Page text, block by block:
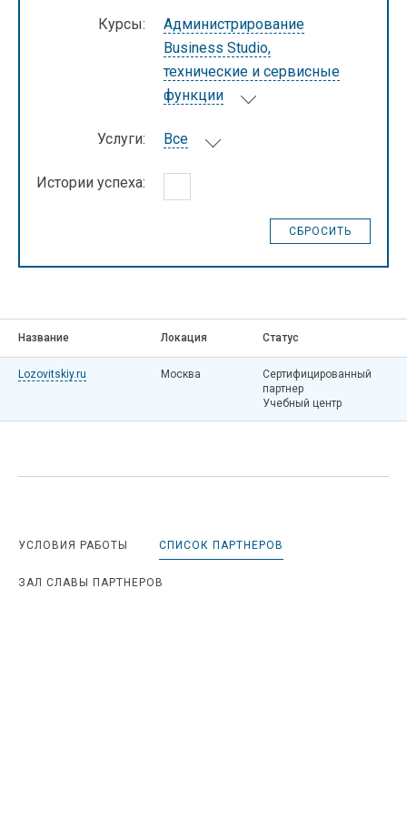
Курсы:
Администрирование
Business Studio,
технические и сервисные
функции
Услуги: Все
Истории успеха:
Название Локация Статус
Lozovitskiy.ru Москва
Сертифицированный
партнер
Учебный центр
УСЛОВИЯ РАБОТЫ СПИСОК ПАРТНЕРОВ
ЗАЛ СЛАВЫ ПАРТНЕРОВ